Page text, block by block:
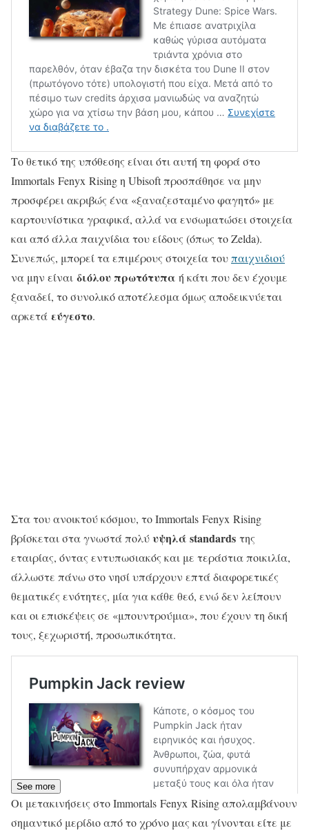
Το θετικό της υπόθεσης είναι ότι αυτή τη φορά στο
Immortals Fenyx Rising η Ubisoft προσπάθησε να μην
προσφέρει ακριβώς ένα «ξαναζεσταμένο φαγητό» με
καρτουνίστικα γραφικά, αλλά να ενσωματώσει στοιχεία
και από άλλα παιχνίδια του είδους (όπως το Zelda).
Συνεπώς, μπορεί τα επιμέρους στοιχεία τουπαιχνιδιού
να μην είναι διόλου πρωτότυπα ή κάτι που δεν έχουμε
ξαναδεί, το συνολικό αποτέλεσμα όμως αποδεικνύεται
αρκετά εύγεστο.
Στα του ανοικτού κόσμου, το Immortals Fenyx Rising
βρίσκεται στα γνωστά πολύυψηλά standards της
εταιρίας, όντας εντυπωσιακός και με τεράστια ποικιλία,
άλλωστε πάνω στο νησί υπάρχουν επτά διαφορετικές
θεματικές ενότητες, μία για κάθε θεό, ενώ δεν λείπουν
και οι επισκέψεις σε «μπουντρούμια», που έχουν τη δική
τους, ξεχωριστή, προσωπικότητα.
See more
Οι μετακινήσεις στο Immortals Fenyx Rising απολαμβάνουν
σημαντικό μερίδιο από το χρόνο μας και γίνονται είτε με